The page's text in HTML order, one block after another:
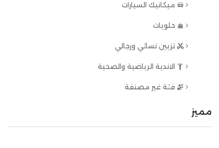
ميكانيك السيارات
حلويات
تزيين نسائي ورجالي
الاندية الرياضية والصحية
فئة غير مصنفة
مميز